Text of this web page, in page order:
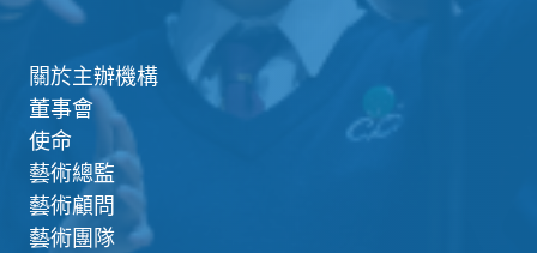
關於主辦機構
董事會
使命
藝術總監
藝術顧問
藝術團隊